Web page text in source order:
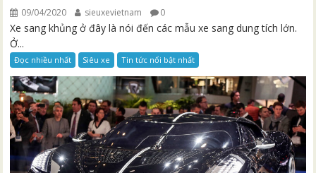
09/04/2020 sieuxevietnam 0
Xe sang khủng ở đây là nói đến các mẫu xe sang dung tích lớn.
Ở...
Đọc nhiều nhất Siêu xe Tin tức nổi bật nhất